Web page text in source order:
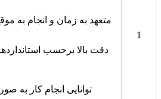
متعهد به زمان و انجام به
دقت بالا برحسب
توانایی انجام کار به
1